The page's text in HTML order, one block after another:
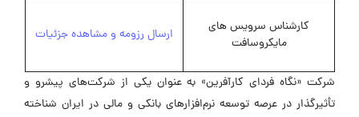
کارشناس سرویس های
مایکروسافت
ارسال رزومه و مشاهده جزئیات
شرکت «نگاه فردای کارآفرین» به عنوان یکی از شرکت‌های پیشرو و
تأثیرگذار در عرصه توسعه نرم‌افزارهای بانکی و مالی در ایران شناخته